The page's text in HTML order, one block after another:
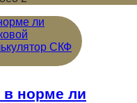
в норме ли